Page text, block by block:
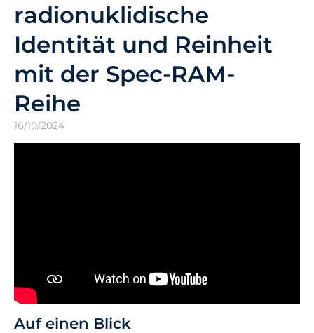
Dienstleistungen
Kontakt
Händler
radionuklidische
Identität und Reinheit
mit der Spec-RAM-
Reihe
16/10/2024
Auf einen Blick